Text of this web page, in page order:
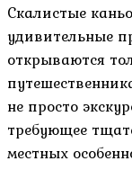
Скалистые
удивительные
открываются
не просто
требующее
местных